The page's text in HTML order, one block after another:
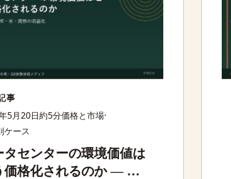
事
5月20日約5分価格と市場·
ケース
タセンターの環境価値は
価格化されるのか — 再